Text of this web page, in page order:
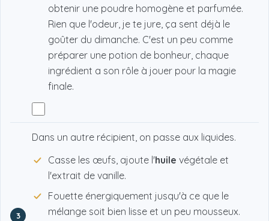
obtenir une poudre homogène et parfumée.
Rien que l'odeur, je te jure, ça sent déjà le
goûter du dimanche. C'est un peu comme
préparer une potion de bonheur, chaque
ingrédient a son rôle à jouer pour la magie
finale.
3
Dans un autre récipient, on passe aux liquides.
Casse les œufs, ajoute l'huile végétale et
l'extrait de vanille.
Fouette énergiquement jusqu'à ce que le
mélange soit bien lisse et un peu mousseux.